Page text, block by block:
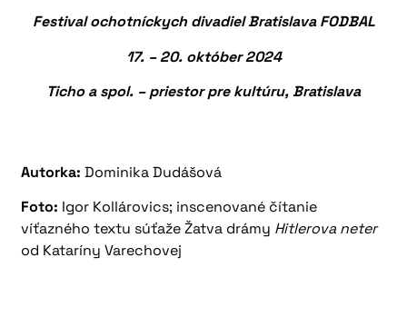
Festival ochotníckych divadiel Bratislava FODBAL
17. – 20. október 2024
Ticho a spol. – priestor pre kultúru, Bratislava
Autorka:Dominika Dudášová
Foto: Igor Kollárovics; inscenované čítanie
víťazného textu súťaže Žatva drámy Hitlerova neter
od Kataríny Varechovej